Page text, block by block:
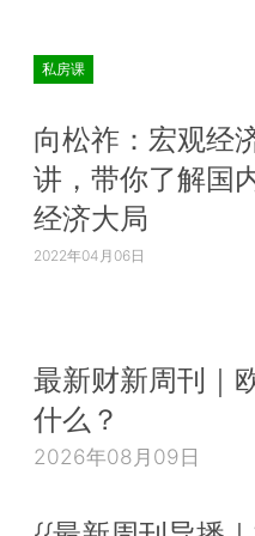
私房课
向松祚：宏观经
讲，带你了解国
经济大局
2022年04月06日
最新财新周刊｜
什么？
2026年08月09日